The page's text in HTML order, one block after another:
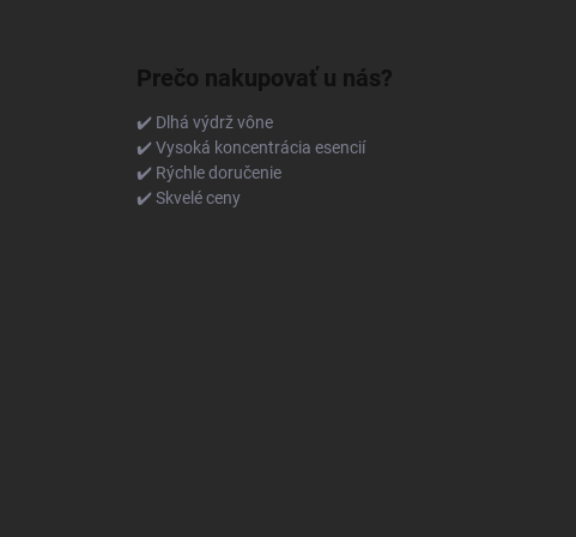
Prečo nakupovať u nás?
✔️ Dlhá výdrž vône
✔️ Vysoká koncentrácia esencií
✔️ Rýchle doručenie
✔️ Skvelé ceny